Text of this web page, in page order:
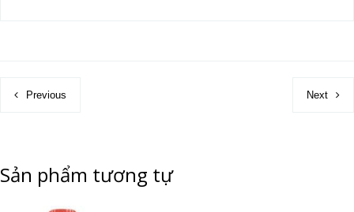
Previous Next
Sản phẩm tương tự